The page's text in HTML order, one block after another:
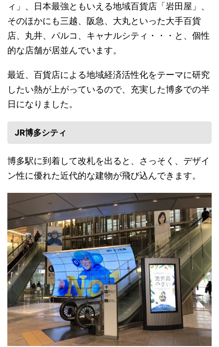
ィ」、日本最強ともいえる地域百貨店「岩田屋」、
そのほかにも三越、阪急、大丸といった大手百貨
店、丸井、パルコ、キャナルシティ・・・と、個性
的な店舗が居並んでいます。
最近、百貨店による地域経済活性化をテーマに研究
したい熱が上がっているので、充実した博多での半
日になりました。
JR博多シティ
博多駅に到着して改札を出ると、さっそく、デザイ
ン性に優れた近代的な建物が飛び込んできます。